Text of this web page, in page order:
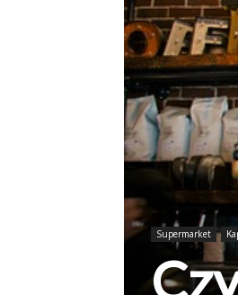
Supermarket